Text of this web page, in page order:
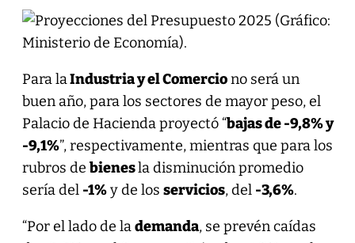
Para laIndustria y el Comerciono será un
buen año, para los sectores de mayor peso, el
Palacio de Hacienda proyectó “bajas de -9,8% y
-9,1%”, respectivamente, mientras que para los
rubros de bienesla disminución promedio
sería del -1%y de los servicios, del -3,6%.
“Por el lado de lademanda, se prevén caídas